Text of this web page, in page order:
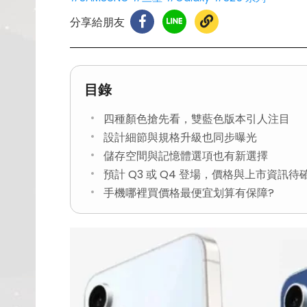
分享給朋友
目錄
四種顏色搶先看，雙藍色版本引人注目
設計細節與規格升級也同步曝光
儲存空間與記憶體選項也有新選擇
預計 Q3 或 Q4 登場，價格與上市資訊待
手機哪裡買價格最便宜划算有保障?